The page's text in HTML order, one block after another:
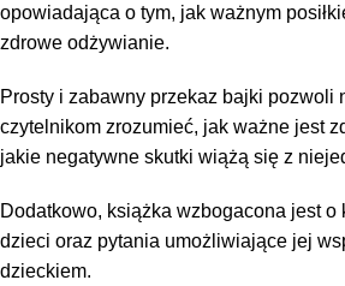
opowiadająca o tym, jak ważnym
zdrowe odżywianie.
Prosty i zabawny przekaz bajki pozwoli
czytelnikom zrozumieć, jak ważne jest
jakie negatywne skutki wiążą się z
Dodatkowo, książka wzbogacona jest o
dzieci oraz pytania umożliwiające jej
dzieckiem.